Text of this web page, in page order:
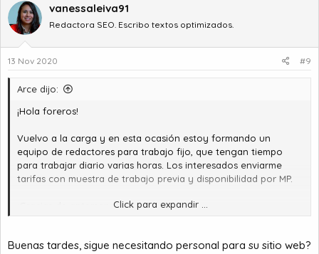
vanessaleiva91
Redactora SEO. Escribo textos optimizados.
13 Nov 2020 #9
Arce dijo:
¡Hola foreros!
Vuelvo a la carga y en esta ocasión estoy formando un
equipo de redactores para trabajo fijo, que tengan tiempo
para trabajar diario varias horas. Los interesados enviarme
tarifas con muestra de trabajo previa y disponibilidad por MP.
¡Gracias de antemano!Click para expandir ...
Buenas tardes, sigue necesitando personal para su sitio web?